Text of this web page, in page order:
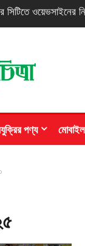
নিশ্চিতে রিয়েলমির নতুন
পণ্য মোবাইল